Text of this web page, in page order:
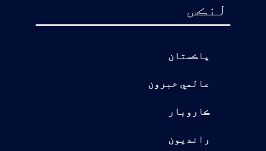
لنڪس
پاڪستان
عالمي خبرون
ڪاروبار
رانديون